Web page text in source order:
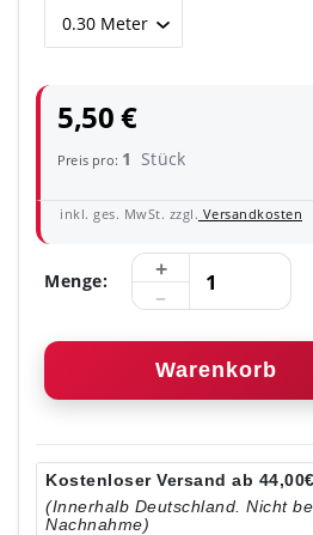
5,50 €
Preis pro: 1 Stück
inkl. ges. MwSt. zzgl. Versandkosten
Menge:
Warenkorb
Kostenloser Versand ab
(Innerhalb Deutschland. Nicht
Nachnahme)